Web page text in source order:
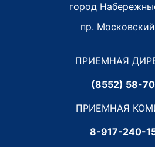
город
пр.
ПРИЕМНАЯ
(8552) 58-
ПРИЕМНАЯ
8-917-240-